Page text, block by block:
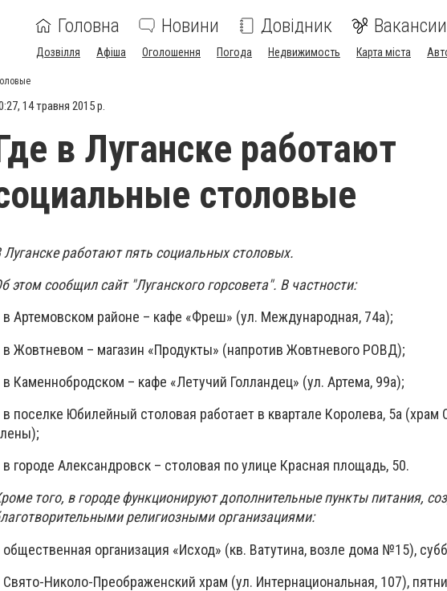
Головна Новини Довідник Вакансии
Дозвілля Афіша Оголошення Погода Недвижимость Карта міста
14 травня 2015 р.
в Луганске работают
столовые
Луганске работают пять социальных столовых.
этом сообщил сайт "Луганского горсовета". В частности:
в Артемовском районе – кафе «Фреш» (ул. Международная, 74а);
в Жовтневом – магазин «Продукты» (напротив Жовтневого РОВД);
в Каменнобродском – кафе «Летучий Голландец» (ул. Артема, 99а);
в поселке Юбилейный столовая работает в квартале Королева, 5а (храм
в городе Александровск – столовая по улице Красная площадь, 50.
того, в городе функционируют дополнительные пункты питания,
религиозными организациями:
общественная организация «Исход» (кв. Ватутина, возле дома №15),
Свято-Николо-Преображенский храм (ул. Интернациональная, 107),